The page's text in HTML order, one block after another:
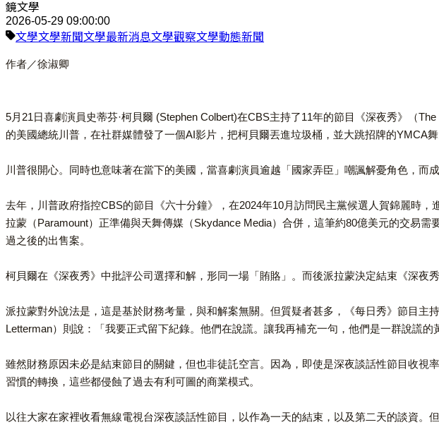
鏡文學
2026-05-29 09:00:00
文學文學新聞文學最新消息文學觀察文學動態新聞
作者／徐淑卿
5月21日喜劇演員史蒂芬·柯貝爾 (Stephen Colbert)在CBS主持了11年的節目《深夜秀》（
的美國總統川普，在社群媒體發了一個AI影片，把柯貝爾丟進垃圾桶，並大跳招牌的YMCA
川普很開心。同時也意味著在當下的美國，當喜劇演員逾越「國家弄臣」嘲諷解憂角色，而
去年，川普政府指控CBS的節目《六十分鐘》，在2024年10月訪問民主黨候選人賀錦麗時
拉蒙（Paramount）正準備與天舞傳媒（Skydance Media）合併，這筆約80億美元的交易
過之後的出售案。
柯貝爾在《深夜秀》中批評公司選擇和解，形同一場「賄賂」。而後派拉蒙決定結束《深夜秀
派拉蒙對外說法是，這是基於財務考量，與和解案無關。但質疑者甚多，《每日秀》節目主
Letterman）則說：「我要正式留下紀錄。他們在說謊。讓我再補充一句，他們是一群說謊的
雖然財務原因未必是結束節目的關鍵，但也非徒託空言。因為，即使是深夜談話性節目收
習慣的轉換，這些都侵蝕了過去有利可圖的商業模式。
以往大家在家裡收看無線電視台深夜談話性節目，以作為一天的結束，以及第二天的談資